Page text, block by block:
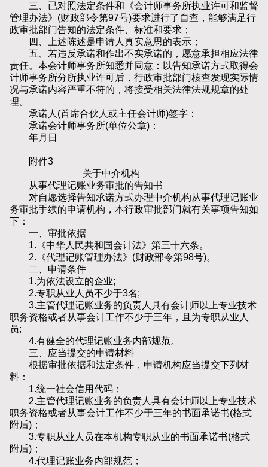
三、已对照法定条件和《会计师事务所执业许可和监督
管理办法》(财政部令第97号)要求进行了自查，能够满足行
政审批部门告知的法定条件、标准和要求；
四、上述陈述是申请人真实意思的表示；
五、若违反承诺和作出不实承诺的，愿意承担相应法律
责任。本会计师事务所知悉并同意：以告知承诺方式取得会
计师事务所分所执业许可后，行政审批部门核查发现实际情
况与承诺内容严重不符的，将接受相关法律法规规章的处
理。
承诺人(首席合伙人或主任会计师)签字：
承诺会计师事务所(单位公章)：
年月日
附件3
__________关于中介机构
从事代理记账业务审批的告知书
对自愿选择告知承诺方式办理中介机构从事代理记账业
务审批手续的申请机构，本行政审批部门就有关事项告知如
下：
一、审批依据
1.《中华人民共和国会计法》第三十六条。
2.《代理记账管理办法》(财政部令第98号)。
二、申请条件
1.为依法设立的企业;
2.专职从业人员不少于3名;
3.主管代理记账业务的负责人具有会计师以上专业技术
职务资格或者从事会计工作不少于三年，且为专职从业人
员;
4.有健全的代理记账业务内部规范。
三、应当提交的申请材料
根据审批依据和法定条件，申请机构应当提交下列材
料：
1.统一社会信用代码；
2.主管代理记账业务的负责人具有会计师以上专业技术
职务资格或者从事会计工作不少于三年的书面承诺书(格式
附后)；
3.专职从业人员在本机构专职从业的书面承诺书(格式
附后)；
4.代理记账业务内部规范；